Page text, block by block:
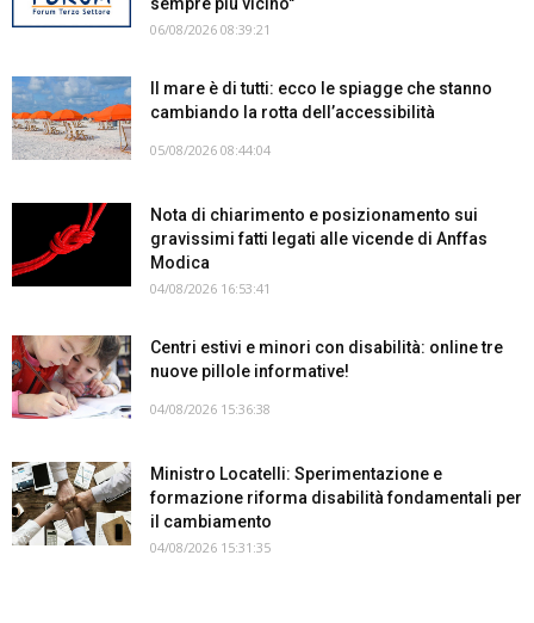
06/08/2026 08:39:21
Il mare è di tutti: ecco le spiagge che stanno
cambiando la rotta dell’accessibilità
05/08/2026 08:44:04
Nota di chiarimento e posizionamento sui
gravissimi fatti legati alle vicende di Anffas
Modica
04/08/2026 16:53:41
Centri estivi e minori con disabilità: online tre
nuove pillole informative!
04/08/2026 15:36:38
Ministro Locatelli: Sperimentazione e
formazione riforma disabilità fondamentali per
il cambiamento
04/08/2026 15:31:35